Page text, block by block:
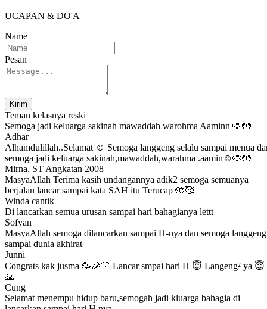
UCAPAN & DO'A
Name
Pesan
Kirim
Teman kelasnya reski
Semoga jadi keluarga sakinah mawaddah warohma Aaminn 🤲🤲
Adhar
Alhamdulillah..Selamat ☺️ Semoga langgeng selalu sampai menua
semoga jadi keluarga sakinah,mawaddah,warahma .aamin☺️🤲🤲
Mirna. ST Angkatan 2008
MasyaAllah Terima kasih undangannya adik2 semoga semuanya
berjalan lancar sampai kata SAH itu Terucap 🤲🥰
Winda cantik
Di lancarkan semua urusan sampai hari bahagianya lettt
Sofyan
MasyaAllah semoga dilancarkan sampai H-nya dan semoga langgeng
sampai dunia akhirat
Junni
Congrats kak jusma 🥳🎉🎊 Lancar smpai hari H 😇 Langeng² ya 😇
🙏
Cung
Selamat menempu hidup baru,semogah jadi kluarga bahagia di